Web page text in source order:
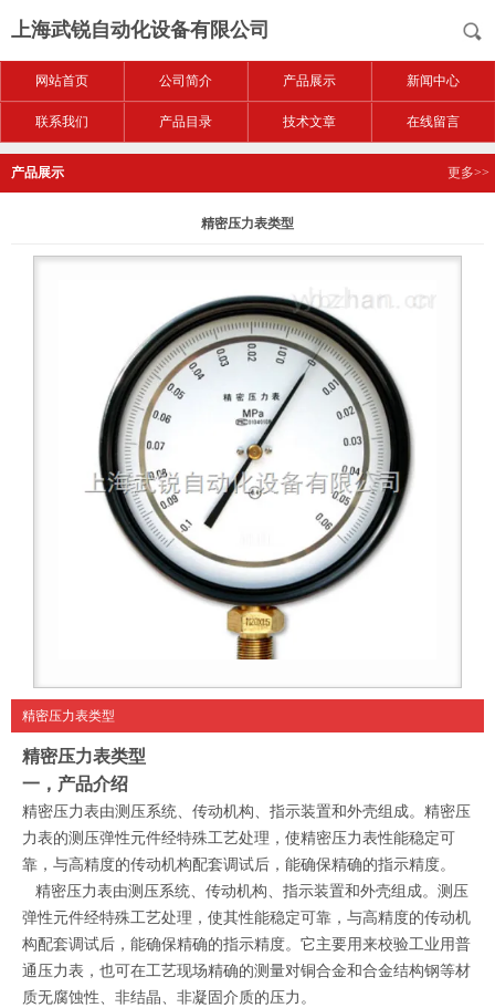
上海武锐自动化设备有限公司
网站首页 公司简介 产品展示 新闻中心
联系我们 产品目录 技术文章 在线留言
产品展示 更多>>
精密压力表类型
精密压力表类型
精密压力表类型
一，产品介绍
精密压力表由测压系统、传动机构、指示装置和外壳组成。精密压
力表的测压弹性元件经特殊工艺处理，使精密压力表性能稳定可
靠，与高精度的传动机构配套调试后，能确保精确的指示精度。
精密压力表由测压系统、传动机构、指示装置和外壳组成。测压
弹性元件经特殊工艺处理，使其性能稳定可靠，与高精度的传动机
构配套调试后，能确保精确的指示精度。它主要用来校验工业用普
通压力表，也可在工艺现场精确的测量对铜合金和合金结构钢等材
质无腐蚀性、非结晶、非凝固介质的压力。